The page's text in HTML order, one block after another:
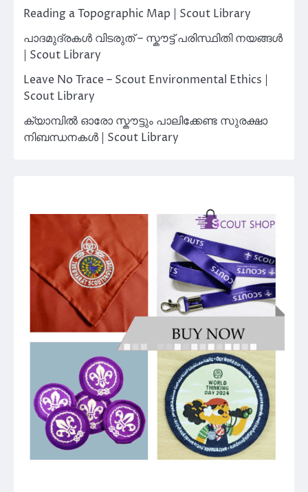
Reading a Topographic Map | Scout Library
പാദമുദ്രകൾ വിടരുത് – സ്കൗട്ട് പരിസ്ഥിതി നയങ്ങൾ
| Scout Library
Leave No Trace – Scout Environmental Ethics |
Scout Library
ക്യാമ്പിൽ ഓരോ സ്കൗട്ടും പാലിക്കേണ്ട സുരക്ഷാ
നിബന്ധനകൾ | Scout Library